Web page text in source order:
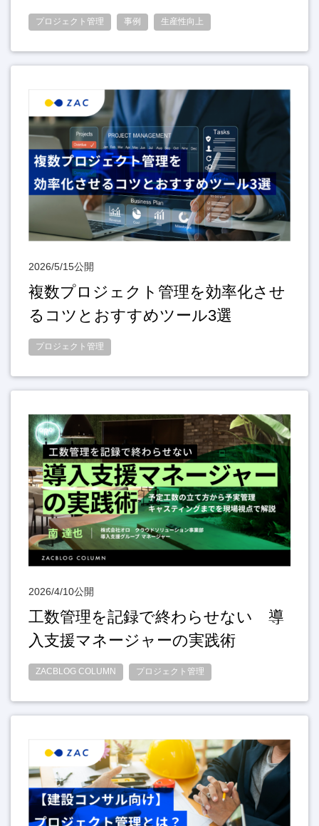
プロジェクト管理 事例 生産性向上
2026/5/15公開
複数プロジェクト管理を効率化させ
るコツとおすすめツール3選
プロジェクト管理
2026/4/10公開
工数管理を記録で終わらせない 導
入支援マネージャーの実践術
ZACBLOG COLUMN プロジェクト管理